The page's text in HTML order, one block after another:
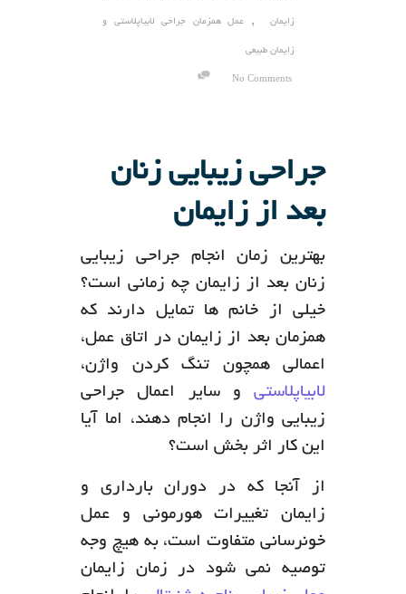
زایمان , عمل همزمان جراحی لابیاپلاستی و
زایمان طبیعی
No Comments
جراحی زیبایی زنان
بعد از زایمان
بهترین زمان انجام جراحی زیبایی
زنان بعد از زایمان چه زمانی است؟
خیلی از خانم ها تمایل دارند که
همزمان بعد از زایمان در اتاق عمل،
اعمالی همچون تنگ کردن واژن،
لابیاپلاستی و سایر اعمال جراحی
زیبایی واژن را انجام دهند، اما آیا
این کار اثر بخش است؟
از آنجا که در دوران بارداری و
زایمان تغییرات هورمونی و عمل
خونرسانی متفاوت است، به هیچ وجه
توصیه نمی شود در زمان زایمان